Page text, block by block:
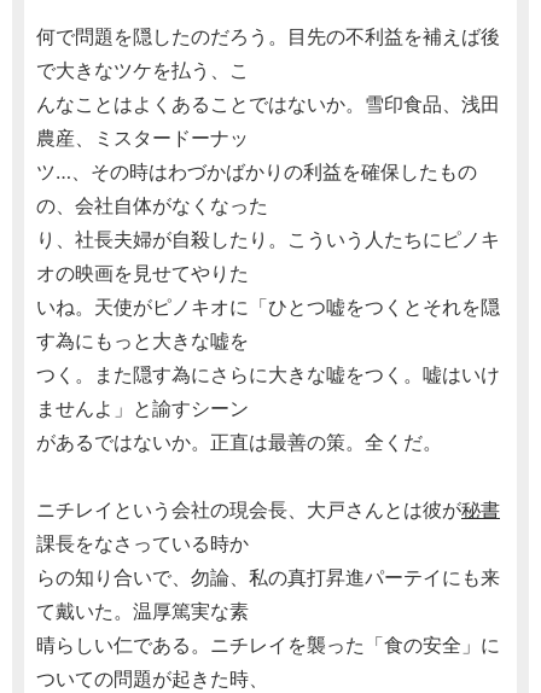
何で問題を隠したのだろう。目先の不利益を補えば後
で大きなツケを払う、こ
んなことはよくあることではないか。雪印食品、浅田
農産、ミスタードーナッ
ツ…、その時はわづかばかりの利益を確保したもの
の、会社自体がなくなった
り、社長夫婦が自殺したり。こういう人たちにピノキ
オの映画を見せてやりた
いね。天使がピノキオに「ひとつ嘘をつくとそれを隠
す為にもっと大きな嘘を
つく。また隠す為にさらに大きな嘘をつく。嘘はいけ
ませんよ」と諭すシーン
があるではないか。正直は最善の策。全くだ。
ニチレイという会社の現会長、大戸さんとは彼が秘書
課長をなさっている時か
らの知り合いで、勿論、私の真打昇進パーテイにも来
て戴いた。温厚篤実な素
晴らしい仁である。ニチレイを襲った「食の安全」に
ついての問題が起きた時、